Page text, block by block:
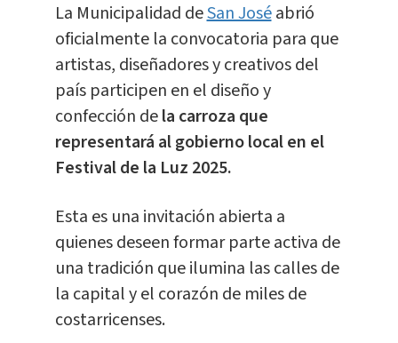
La Municipalidad deSan Joséabrió
oficialmente la convocatoria para que
artistas, diseñadores y creativos del
país participen en el diseño y
confección dela carroza que
representará al gobierno local en el
Festival de la Luz 2025.
Esta es una invitación abierta a
quienes deseen formar parte activa de
una tradición que ilumina las calles de
la capital y el corazón de miles de
costarricenses.